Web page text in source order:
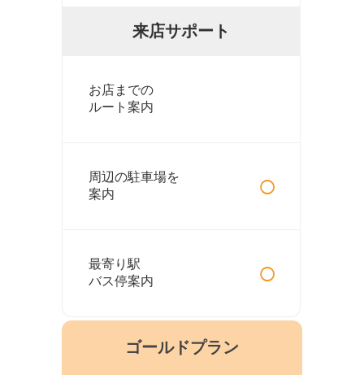
来店サポート
お店までの
ルート案内
周辺の駐車場を
案内
○
最寄り駅
バス停案内
○
ゴールドプラン